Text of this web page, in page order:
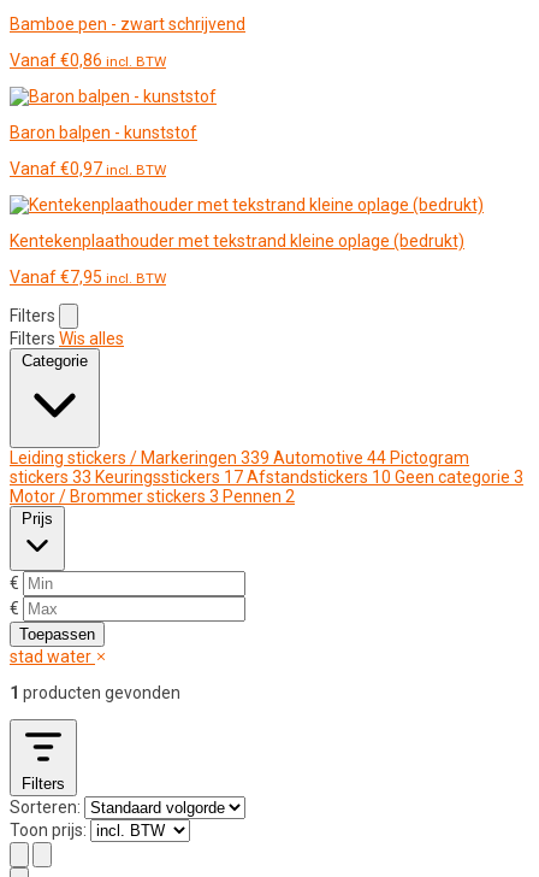
Bamboe pen - zwart schrijvend
Vanaf€0,86 incl. BTW
Baron balpen - kunststof
Vanaf€0,97 incl. BTW
Kentekenplaathouder met tekstrand kleine oplage (bedrukt)
Vanaf€7,95 incl. BTW
Filters
Filters Wis alles
Categorie
Leiding stickers / Markeringen 339 Automotive 44 Pictogram
stickers 33 Keuringsstickers 17Afstandstickers 10 Geen categorie 3
Motor / Brommer stickers 3 Pennen 2
Prijs
€
€
Toepassen
stad water
1 producten gevonden
Filters
Sorteren:
Toon prijs: